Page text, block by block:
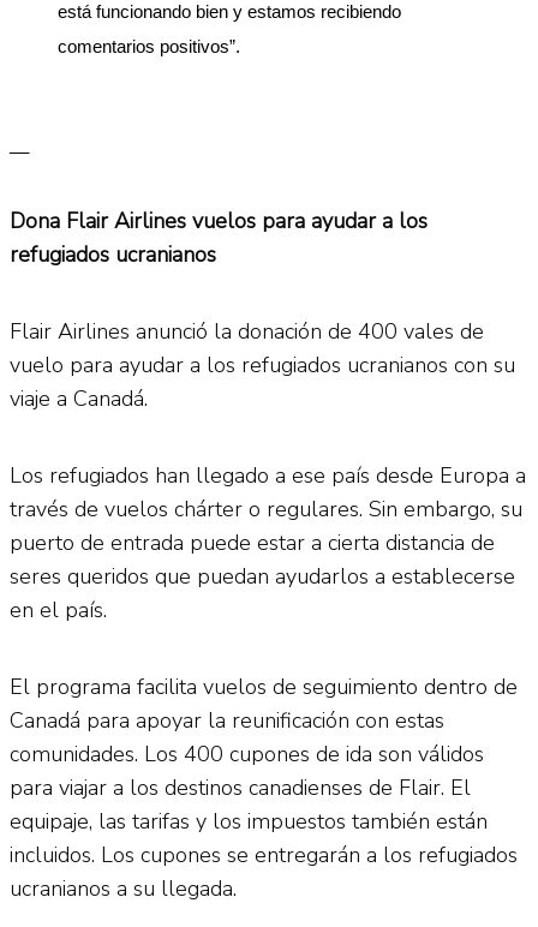
está funcionando bien y estamos recibiendo
comentarios positivos”.
Dona Flair Airlines vuelos para ayudar a los
refugiados ucranianos
Flair Airlines anunció la donación de 400 vales de
vuelo para ayudar a los refugiados ucranianos con su
viaje a Canadá.
Los refugiados han llegado a ese país desde Europa a
través de vuelos chárter o regulares. Sin embargo, su
puerto de entrada puede estar a cierta distancia de
seres queridos que puedan ayudarlos a establecerse
en el país.
El programa facilita vuelos de seguimiento dentro de
Canadá para apoyar la reunificación con estas
comunidades. Los 400 cupones de ida son válidos
para viajar a los destinos canadienses de Flair. El
equipaje, las tarifas y los impuestos también están
incluidos. Los cupones se entregarán a los refugiados
ucranianos a su llegada.